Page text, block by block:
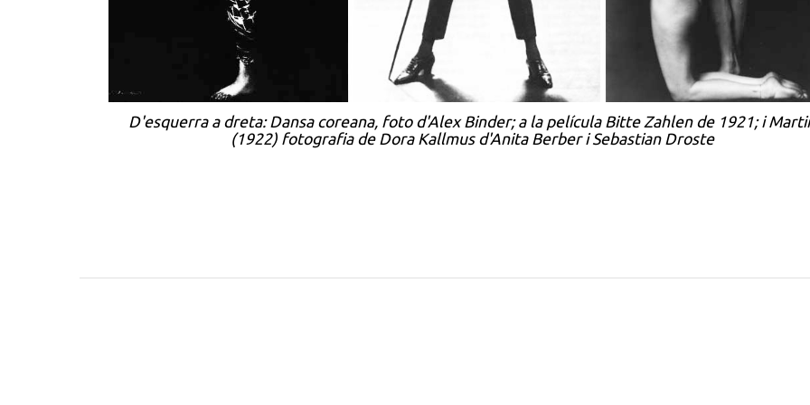
D'esquerra a dreta: Dansa coreana, foto d'Alex Binder; a la película Bitte Zahlen de 1921; i
(1922) fotografia de Dora Kallmus d'Anita Berber i Sebastian Droste